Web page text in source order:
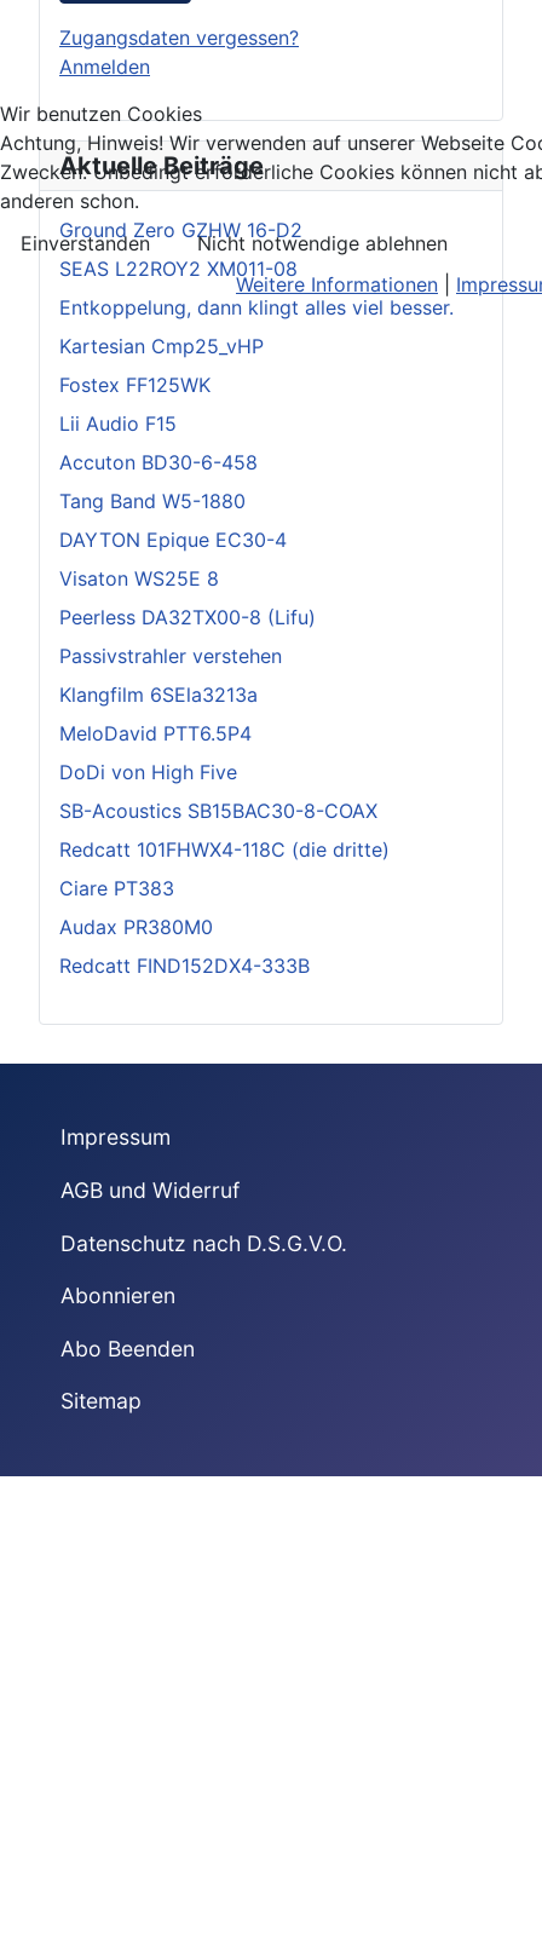
Zugangsdaten vergessen?
Anmelden
Aktuelle Beiträge
Ground Zero GZHW 16-D2
SEAS L22ROY2 XM011-08
Entkoppelung, dann klingt alles viel besser.
Kartesian Cmp25_vHP
Fostex FF125WK
Lii Audio F15
Accuton BD30-6-458
Tang Band W5-1880
DAYTON Epique EC30-4
Visaton WS25E 8
Peerless DA32TX00-8 (Lifu)
Passivstrahler verstehen
Klangfilm 6SEla3213a
MeloDavid PTT6.5P4
DoDi von High Five
SB-Acoustics SB15BAC30-8-COAX
Redcatt 101FHWX4-118C (die dritte)
Ciare PT383
Audax PR380M0
Redcatt FIND152DX4-333B
Impressum
AGB und Widerruf
Datenschutz nach D.S.G.V.O.
Abonnieren
Abo Beenden
Sitemap
Wir benutzen Cookies
Achtung, Hinweis! Wir verwenden auf unserer Webseite
Zwecken. Unbedingt erforderliche Cookies können nicht
anderen schon.
Einverstanden
Nicht notwendige ablehnen
Weitere Informationen